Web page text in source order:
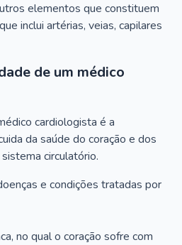
elementos que constituem
inclui artérias, veias, capilares
de um médico
cardiologista é a
da saúde do coração e dos
circulatório.
e condições tratadas por
no qual o coração sofre com